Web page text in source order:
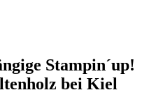
Stampin´up!
bei Kiel